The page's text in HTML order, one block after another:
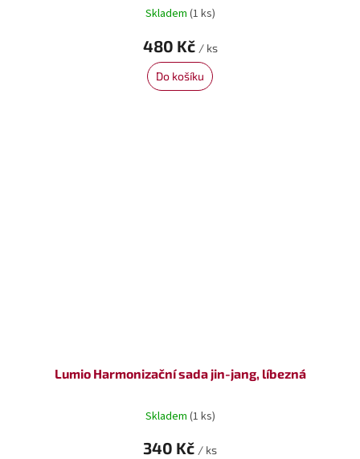
Skladem (1 ks)
480 Kč / ks
Do košíku
Lumio Harmonizační sada jin-jang, líbezná
Skladem (1 ks)
340 Kč / ks